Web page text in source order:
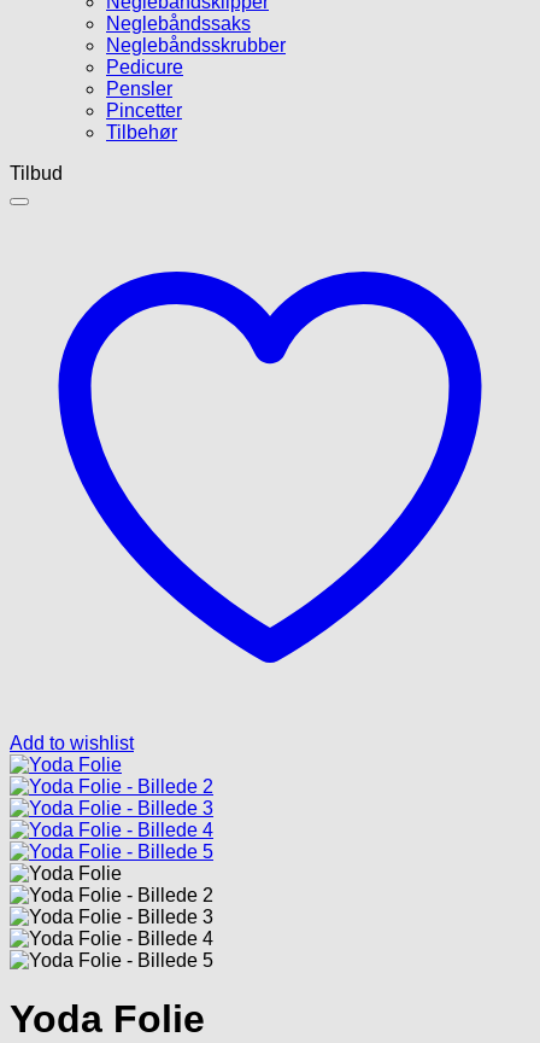
Neglebåndssaks
Neglebåndsskrubber
Pedicure
Pensler
Pincetter
Tilbehør
Tilbud
Add to wishlist
Yoda Folie